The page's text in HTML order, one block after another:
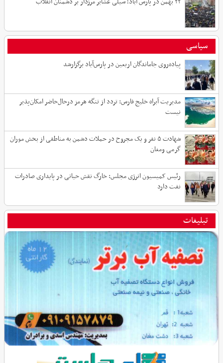
سیاسی
پیاده‌روی جاماندگان اربعین در پارس‌آباد برگزارشد
مدیریت آبراه خلیج فارس: تردد از تنگه هرمز درحال‌حاضر امکان‌پذیر
نیست
شهادت ۵ نفر و یک مجروح در حملات دشمن به مناطقی از بخش موران
گرمی ومغان
رئیس کمیسیون انرژی مجلس: خارگ نقش حیاتی در پایداری صادرات
نفت دارد
تبلیغات